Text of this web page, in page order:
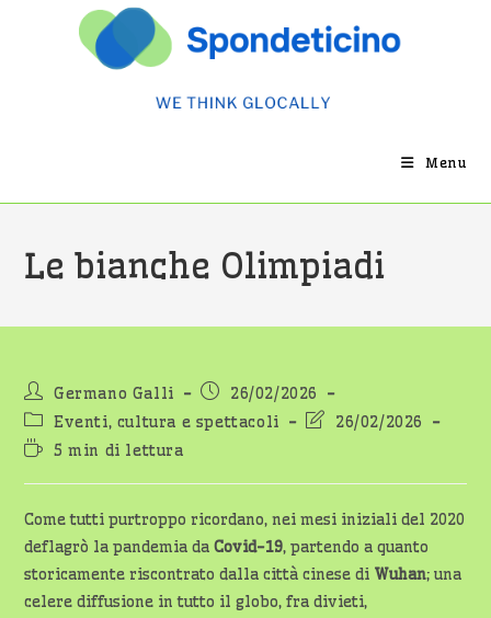
Menu
Le bianche Olimpiadi
Autore
dell'articolo:
Germano Galli
Articolo
pubblicato:
26/02/2026
Categoria
dell'articolo:
Eventi, cultura e spettacoli
Ultima26/02/2026
Tempo
lettura:
5 min di lettura
Come tutti purtroppo ricordano, nei mesi iniziali del 2020
deflagrò la pandemia daCovid-19, partendo a quanto
storicamente riscontrato dalla città cinese di Wuhan; una
celere diffusione in tutto il globo, fra divieti,